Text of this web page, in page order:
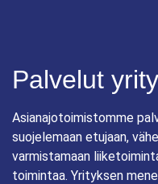
Palvelut
Asianajotoimistomme
suojelemaan etujaan,
varmistamaan
toimintaa. Yrityksen